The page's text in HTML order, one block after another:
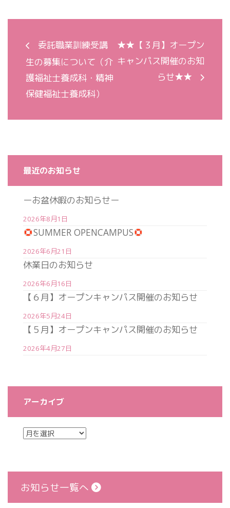
委託職業訓練受講
生の募集について（介
護福祉士養成科・精神
保健福祉士養成科）
★★【３月】オープン
キャンパス開催のお知
らせ★★
最近のお知らせ
ーお盆休暇のお知らせー
2026年8月1日
SUMMER OPENCAMPUS
2026年6月21日
休業日のお知らせ
2026年6月16日
【６月】オープンキャンパス開催のお知らせ
2026年5月24日
【５月】オープンキャンパス開催のお知らせ
2026年4月27日
アーカイブ
お知らせ一覧へ